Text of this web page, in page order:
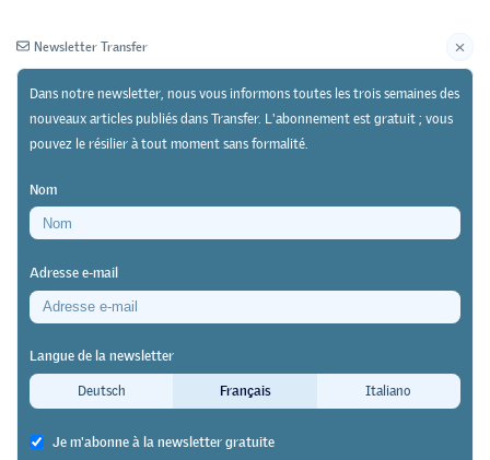
Newsletter Archives
29/03/24
Le préapprentissage d’intégration (PAI) pour
Une passerelle solide vers la
formation professionnelle
Newsletter Transfer
Dans notre newsletter, nous vous informons toutes les trois semaines des
nouveaux articles publiés dans Transfer. L'abonnement est gratuit ; vous
pouvez le résilier à tout moment sans formalité.
Nom
Adresse e-mail
Langue de la newsletter
Deutsch
Français Italiano
Je m'abonne à la newsletter gratuite